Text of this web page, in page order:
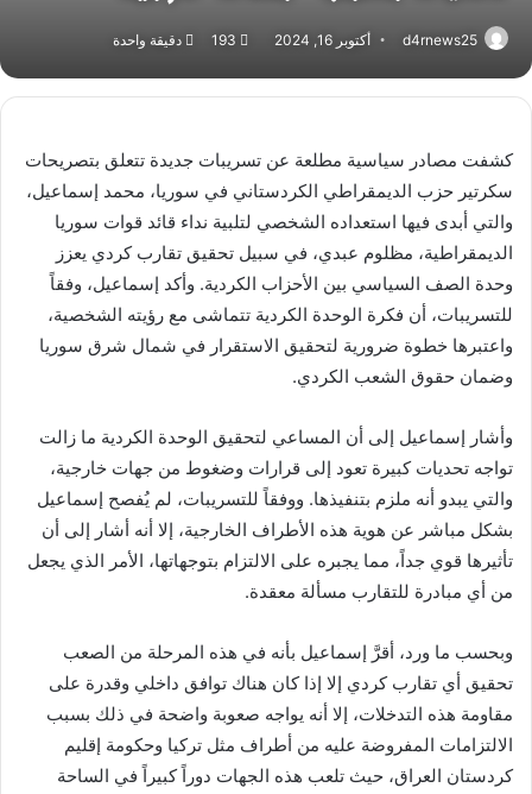
d4rnews25 أكتوبر 16, 2024 193 دقيقة واحدة
كشفت مصادر سياسية مطلعة عن تسريبات جديدة تتعلق بتصريحات
سكرتير حزب الديمقراطي الكردستاني في سوريا، محمد إسماعيل،
والتي أبدى فيها استعداده الشخصي لتلبية نداء قائد قوات سوريا
الديمقراطية، مظلوم عبدي، في سبيل تحقيق تقارب كردي يعزز
وحدة الصف السياسي بين الأحزاب الكردية. وأكد إسماعيل، وفقاً
للتسريبات، أن فكرة الوحدة الكردية تتماشى مع رؤيته الشخصية،
واعتبرها خطوة ضرورية لتحقيق الاستقرار في شمال شرق سوريا
وضمان حقوق الشعب الكردي.
وأشار إسماعيل إلى أن المساعي لتحقيق الوحدة الكردية ما زالت
تواجه تحديات كبيرة تعود إلى قرارات وضغوط من جهات خارجية،
والتي يبدو أنه ملزم بتنفيذها. ووفقاً للتسريبات، لم يُفصح إسماعيل
بشكل مباشر عن هوية هذه الأطراف الخارجية، إلا أنه أشار إلى أن
تأثيرها قوي جداً، مما يجبره على الالتزام بتوجهاتها، الأمر الذي يجعل
من أي مبادرة للتقارب مسألة معقدة.
وبحسب ما ورد، أقرَّ إسماعيل بأنه في هذه المرحلة من الصعب
تحقيق أي تقارب كردي إلا إذا كان هناك توافق داخلي وقدرة على
مقاومة هذه التدخلات، إلا أنه يواجه صعوبة واضحة في ذلك بسبب
الالتزامات المفروضة عليه من أطراف مثل تركيا وحكومة إقليم
كردستان العراق، حيث تلعب هذه الجهات دوراً كبيراً في الساحة